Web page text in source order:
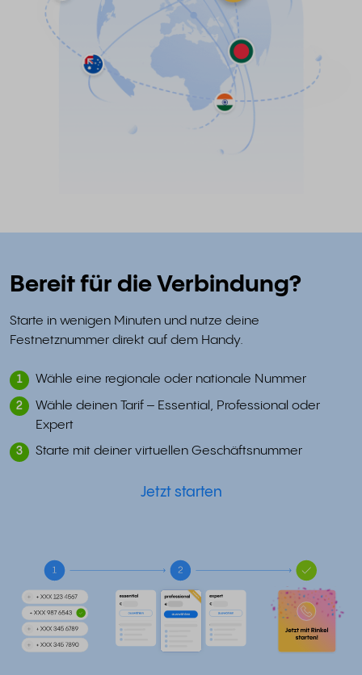
Bereit für die Verbindung?
Starte in wenigen Minuten und nutze deine
Festnetznummer direkt auf dem Handy.
1 Wähle eine regionale oder nationale Nummer
2
Wähle deinen Tarif – Essential, Professional oder
Expert
3 Starte mit deiner virtuellen Geschäftsnummer
Jetzt starten